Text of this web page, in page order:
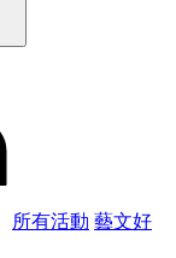
所有活動 藝文好